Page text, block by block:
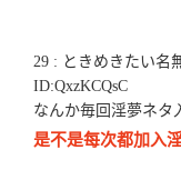
29 : ときめきたい名
ID:QxzKCQsC
なんか毎回淫夢ネタ
是不是每次都加入